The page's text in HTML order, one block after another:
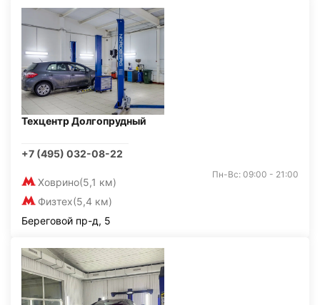
Техцентр Долгопрудный
+7 (495) 032-08-22
Ховрино(5,1 км)
Физтех(5,4 км)
Пн-Вс: 09:00 - 21:00
Береговой пр-д, 5